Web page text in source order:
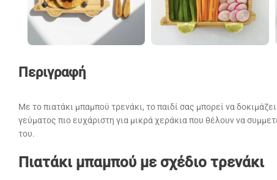
Περιγραφή
Με το πιατάκι μπαμπού τρενάκι, το παιδί σας μπορεί να
γεύματος πιο ευχάριστη για μικρά χεράκια που θέλουν να
του.
Πιατάκι μπαμπού με σχέδιο τρενάκι